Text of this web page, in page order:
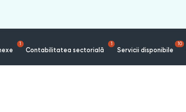
1
Contabilitatea sectorială
1
Servicii disponibile
10